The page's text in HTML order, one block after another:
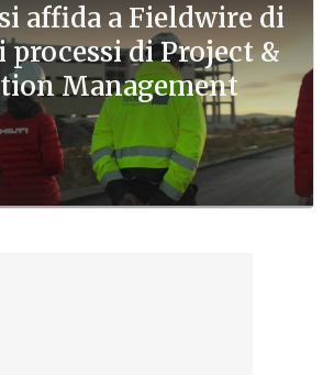
affida a Fieldwire di
di Project &
Management